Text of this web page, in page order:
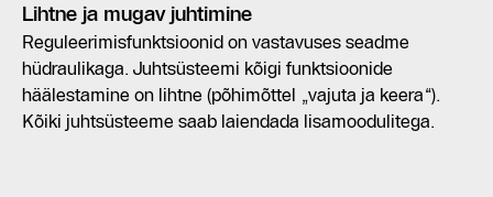
Lihtne ja mugav juhtimine
Reguleerimisfunktsioonid on vastavuses seadme
hüdraulikaga. Juhtsüsteemi kõigi funktsioonide
häälestamine on lihtne (põhimõttel „vajuta ja keera“).
Kõiki juhtsüsteeme saab laiendada lisamoodulitega.